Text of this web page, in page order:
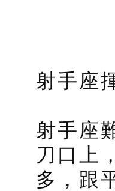
射手座
射手座
刀口上
多，跟